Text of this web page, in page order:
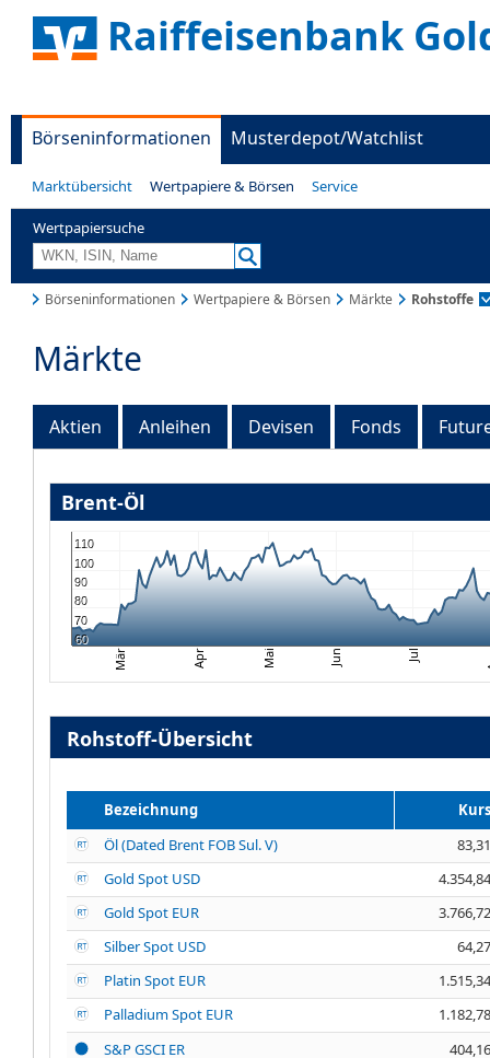
Raiffeisenbank
Börseninformationen Musterdepot/Watchlist
Marktübersicht Wertpapiere & Börsen Service
Wertpapiersuche
Börseninformationen Wertpapiere & Börsen Märkte Rohstoffe
Märkte
Aktien Anleihen Devisen Fonds
Brent-Öl
Mär Apr Mai Jun Jul
60
70
80
90
100
110
Rohstoff-Übersicht
Bezeichnung
Kurs
Öl (Dated Brent FOB Sul. V)
83,31
Gold Spot USD
4.354,84
Gold Spot EUR
3.766,72
Silber Spot USD
64,27
Platin Spot EUR
1.515,34
Palladium Spot EUR
1.182,78
S&P GSCI ER
404,16